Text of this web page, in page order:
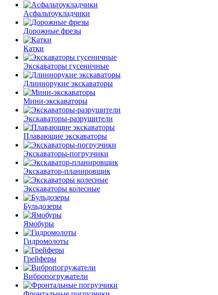
Асфальто­укладчики
Дорожные фрезы
Катки
Экскаваторы гусеничные
Длиннорукие экскаваторы
Мини-экскаваторы
Экскаваторы-разрушители
Плавающие экскаваторы
Экскаваторы-погрузчики
Экскаватор-планировщик
Экскаваторы колесные
Бульдозеры
Ямобуры
Гидромолоты
Грейферы
Вибро­погружатели